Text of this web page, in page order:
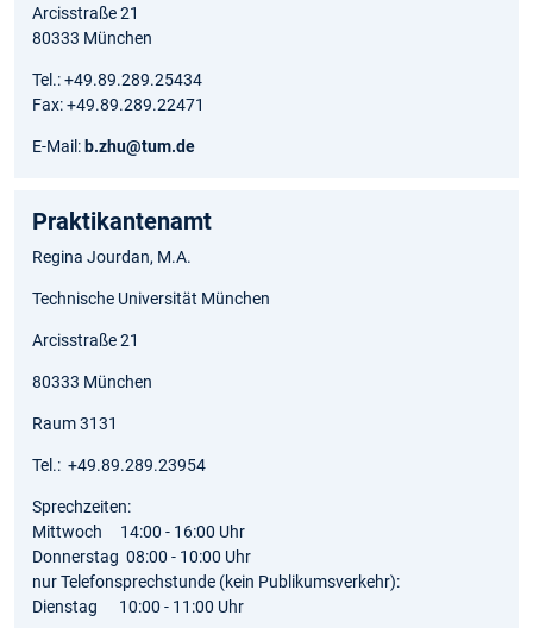
Arcisstraße 21
80333 München
Tel.: +49.89.289.25434
Fax: +49.89.289.22471
E-Mail: b.zhu@tum.de
Praktikantenamt
Regina Jourdan, M.A.
Technische Universität München
Arcisstraße 21
80333 München
Raum 3131
Tel.: +49.89.289.23954
Sprechzeiten:
Mittwoch 14:00 - 16:00 Uhr
Donnerstag 08:00 - 10:00 Uhr
nur Telefonsprechstunde (kein Publikumsverkehr):
Dienstag 10:00 - 11:00 Uhr